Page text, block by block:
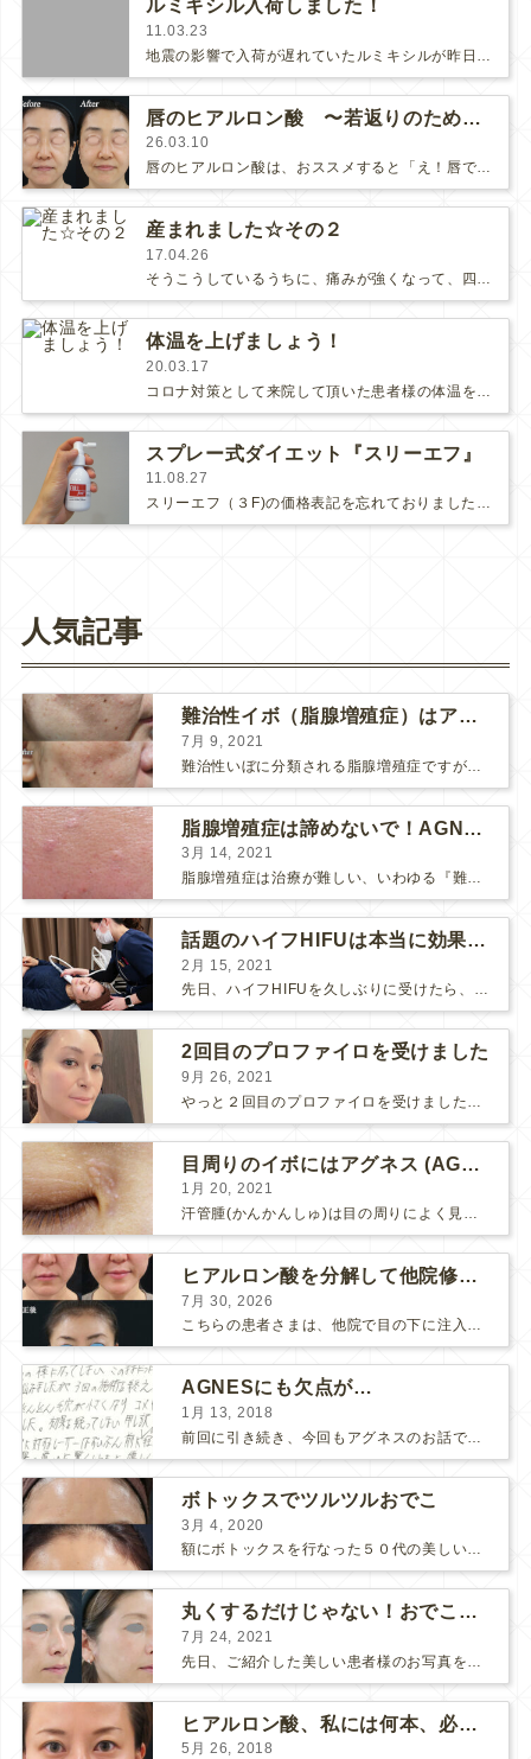
ルミキシル入荷しました！
11.03.23
唇のヒアルロン酸 〜若返りのためのマスト治療〜
26.03.10
唇のヒアルロン酸は、おススメすると「え！唇ですか？」とビックリされたり、「『いかにも』ってなりそうで怖い」「痛そう」と一旦…
産まれました☆その２
17.04.26
そうこうしているうちに、痛みが強くなって、四つん這いにならないとしのげない痛みになってきました。S先生とヤギさんが陣痛間隔をチェ…
体温を上げましょう！
20.03.17
スプレー式ダイエット『スリーエフ』
11.08.27
スリーエフ（３F)の価格表記を忘れておりました(;´д｀)ご質問頂いた方、ありがとうございまいした！料金は8,400円（税込み…
人気記事
難治性イボ（脂腺増殖症）はアグネスAGNESが効果的です！
7月 9, 2021
脂腺増殖症は諦めないで！AGNESアグネス治療でツルツル肌に！
3月 14, 2021
脂腺増殖症は治療が難しい、いわゆる『難治性イボ』です。 脂腺増殖症でググると、治療法として液体窒素、メスやパンチングによる外科的切除、炭酸ガスレーザーなどが出て来ますが、実際のところ、液体窒...
話題のハイフHIFUは本当に効果があるのか？
2月 15, 2021
先日、ハイフHIFUを久しぶりに受けたら、顔の調子がとても良い感じです♪ 私はハイフHIFU後はいつも３日位、人には気付かれない程度に軽く腫れて、その後、グングンと顔が引き締まります。 ...
2回目のプロファイロを受けました
9月 26, 2021
目周りのイボにはアグネス (AGNES）が効く！（ほぼ）ノーダウンタイムのイボ治療
1月 20, 2021
汗管腫(かんかんしゅ)は目の周りによく見られるいぼです。 以前は炭酸ガスレーザーでイボ組織を削って（蒸散とかアブレーションと言います）治療していました。 汗管腫は治療しても再発しやすい難治...
ヒアルロン酸を分解して他院修正（目の下のチンダル現象とその補正）
7月 30, 2026
こちらの患者さまは、他院で目の下に注入したヒアルロン酸がチンダル現象を起こしていたため、 ヒアルロン酸を分解する薬（ヒアルロニダーゼ）で分解してから 改めてヒアルロン酸を入れ直しました。 ...
AGNESにも欠点が…
1月 13, 2018
前回に引き続き、今回もアグネスのお話です。 AGNESはとっても良い治療である一方、 欠点もいくつかありますので、そちらもお話ししておきますね。 AGNESの欠点 1. ダウンタイム A...
ボトックスでツルツルおでこ
3月 4, 2020
額にボトックスを行なった５０代の美しい女性です。 エイジングとともに横ジワが目立つようになって、 キメが乱れてツヤが無くなってきます。 ボトックスを額に注射すると 横ジワが目立たなくな...
丸くするだけじゃない！おでこのヒアルロン酸注射
7月 24, 2021
ヒアルロン酸、私には何本、必要ですか？
5月 26, 2018